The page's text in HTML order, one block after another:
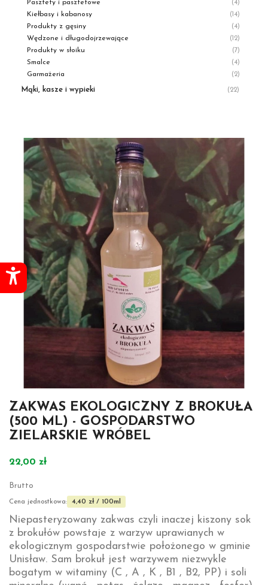
Pasztety i pasztetowe (4)
Kiełbasy i kabanosy (14)
Produkty z gęsiny (4)
Wędzone i długodojrzewające (12)
Produkty w słoiku (7)
Smalce (4)
Garmażeria (2)
Mąki, kasze i wypieki (22)
ZAKWAS EKOLOGICZNY Z BROKUŁA
(500 ML) - GOSPODARSTWO
ZIELARSKIE WRÓBEL
22,00 zł
Brutto
Cena jednostkowa: 4,40 zł / 100ml
Niepasteryzowany zakwas czyli inaczej kiszony sok
z brokułów powstaje z warzyw uprawianych w
ekologicznym gospodarstwie położonego w gminie
Unisław. Sam brokuł jest warzywem niezwykle
bogatym w witaminy (C , A , K , B1 , B2, PP) i soli